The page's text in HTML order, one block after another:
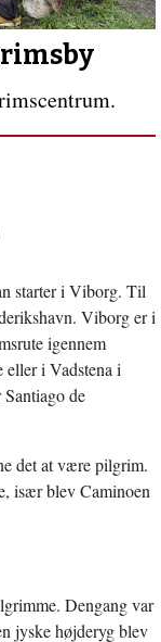
starter i Viborg. Til
Viborg er i
igennem
i Vadstena i
de
det at være pilgrim.
især blev Caminoen
Dengang var
jyske højderyg blev